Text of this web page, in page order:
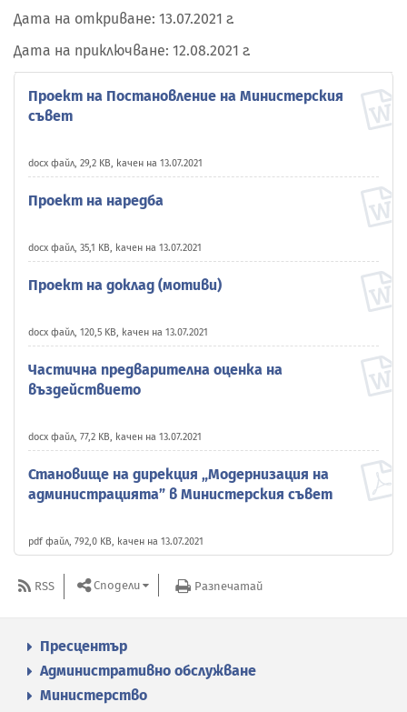
Дата на откриване: 13.07.2021 г.
Дата на приключване: 12.08.2021 г.
Проект на Постановление на Министерския
съвет
docx файл, 29,2 KB, качен на 13.07.2021
Проект на наредба
docx файл, 35,1 KB, качен на 13.07.2021
Проект на доклад (мотиви)
docx файл, 120,5 KB, качен на 13.07.2021
Частична предварителна оценка на
въздействието
docx файл, 77,2 KB, качен на 13.07.2021
Становище на дирекция „Модернизация на
администрацията” в Министерския съвет
pdf файл, 792,0 KB, качен на 13.07.2021
RSS Сподели Разпечатай
Пресцентър
Административно обслужване
Министерство